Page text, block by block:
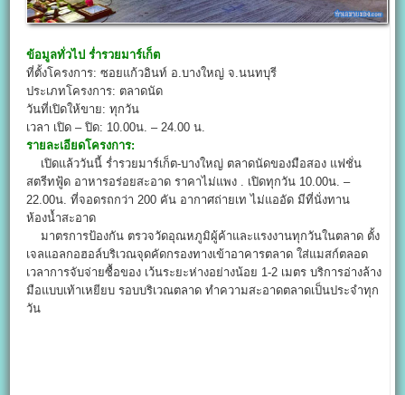
ข้อมูลทั่วไป ร่ำรวยมาร์เก็ต
ที่ตั้งโครงการ: ซอยแก้วอินท์ อ.บางใหญ่ จ.นนทบุรี
ประเภทโครงการ: ตลาดนัด
วันที่เปิดให้ขาย: ทุกวัน
เวลา เปิด – ปิด: 10.00น. – 24.00 น.
รายละเอียดโครงการ:
เปิดแล้ววันนี้ ร่ำรวยมาร์เก็ต-บางใหญ่ ตลาดนัดของมือสอง แฟชั่น
สตรีทฟู้ด อาหารอร่อยสะอาด ราคาไม่แพง . เปิดทุกวัน 10.00น. –
22.00น. ที่จอดรถกว่า 200 คัน อากาศถ่ายเท ไม่แออัด มีที่นั่งทาน
ห้องน้ำสะอาด
มาตรการป้องกัน ตรวจวัดอุณหภูมิผู้ค้าและแรงงานทุกวันในตลาด ตั้ง
เจลแอลกอฮอล์บริเวณจุดคัดกรองทางเข้าอาคารตลาด ใส่แมสก์ตลอด
เวลาการจับจ่ายซื้อของ เว้นระยะห่างอย่างน้อย 1-2 เมตร บริการอ่างล้าง
มือแบบเท้าเหยียบ รอบบริเวณตลาด ทำความสะอาดตลาดเป็นประจำทุก
วัน